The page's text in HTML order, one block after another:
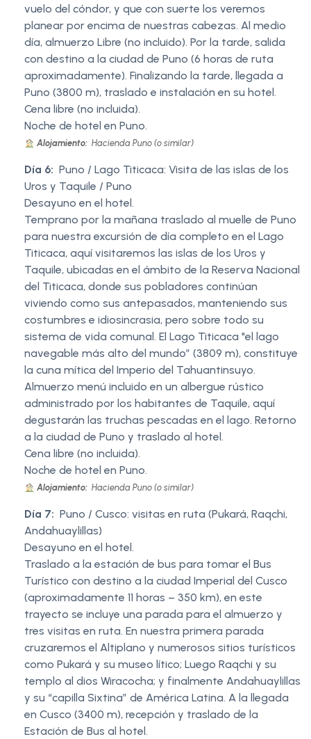
vuelo del cóndor, y que con suerte los veremos
planear por encima de nuestras cabezas. Al medio
día, almuerzo Libre (no incluido). Por la tarde, salida
con destino a la ciudad de Puno (6 horas de ruta
aproximadamente). Finalizando la tarde, llegada a
Puno (3800 m), traslado e instalación en su hotel.
Cena libre (no incluida).
Noche de hotel en Puno.
Alojamiento: Hacienda Puno (o similar)
Día 6: Puno / Lago Titicaca: Visita de las islas de los
Uros y Taquile / Puno
Desayuno en el hotel.
Temprano por la mañana traslado al muelle de Puno
para nuestra excursión de día completo en el Lago
Titicaca, aquí visitaremos las islas de los Uros y
Taquile, ubicadas en el ámbito de la Reserva Nacional
del Titicaca, donde sus pobladores continúan
viviendo como sus antepasados, manteniendo sus
costumbres e idiosincrasia, pero sobre todo su
sistema de vida comunal. El Lago Titicaca "el lago
navegable más alto del mundo” (3809 m), constituye
la cuna mítica del Imperio del Tahuantinsuyo.
Almuerzo menú incluido en un albergue rústico
administrado por los habitantes de Taquile, aquí
degustarán las truchas pescadas en el lago. Retorno
a la ciudad de Puno y traslado al hotel.
Cena libre (no incluida).
Noche de hotel en Puno.
Alojamiento: Hacienda Puno (o similar)
Día 7: Puno / Cusco: visitas en ruta (Pukará, Raqchi,
Andahuaylillas)
Desayuno en el hotel.
Traslado a la estación de bus para tomar el Bus
Turístico con destino a la ciudad Imperial del Cusco
(aproximadamente 11 horas – 350 km), en este
trayecto se incluye una parada para el almuerzo y
tres visitas en ruta. En nuestra primera parada
cruzaremos el Altiplano y numerosos sitios turísticos
como Pukará y su museo lítico; Luego Raqchi y su
templo al dios Wiracocha; y finalmente Andahuaylillas
y su “capilla Sixtina” de América Latina. A la llegada
en Cusco (3400 m), recepción y traslado de la
Estación de Bus al hotel.